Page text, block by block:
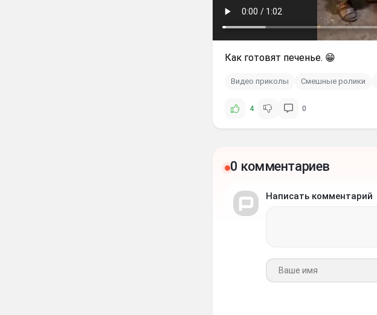
Как готовят печенье. 😁
Видео приколы Смешные ролики
4 0
0 комментариев
Написать комментарий
Ваше имя